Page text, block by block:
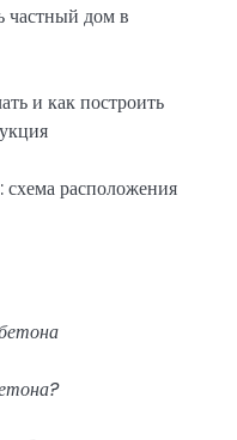
частный дом в
и как построить
расположения